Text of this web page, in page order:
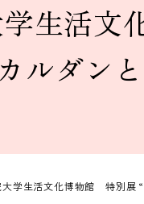
生活
ルダン
学生活文化博物館 特別展